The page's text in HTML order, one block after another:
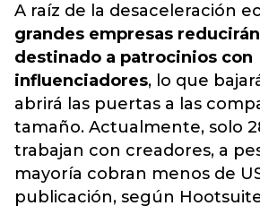
A raíz de la desaceleración
grandes empresas
destinado a patrocinios con
influenciadores, lo que
abrirá las puertas a las
tamaño. Actualmente, solo
trabajan con creadores, a
mayoría cobran menos de
publicación, según